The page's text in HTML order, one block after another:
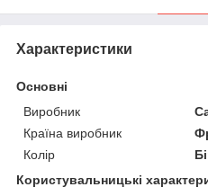
Характеристики
Основні
Виробник
Країна виробник
Колір
Користувальницькі